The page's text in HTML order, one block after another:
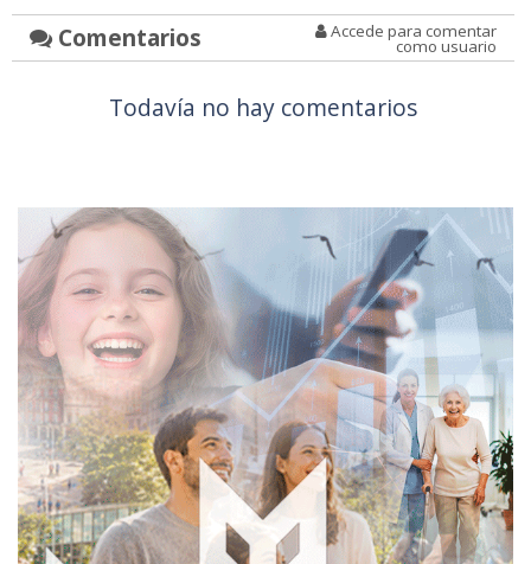
Comentarios Accede para comentar
como usuario
Todavía no hay comentarios